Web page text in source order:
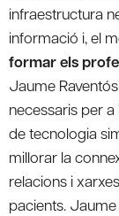
infraestructura
informació i, el
formar els
Jaume
necessaris per
de tecnologia
millorar la
relacions i
pacients. Jaume